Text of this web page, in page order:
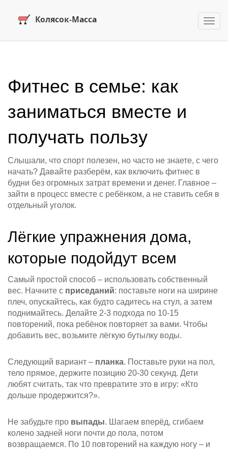
Фитнес в семье: как
заниматься вместе и
получать пользу
Слышали, что спорт полезен, но часто не знаете, с чего
начать? Давайте разберём, как включить фитнес в
будни без огромных затрат времени и денег. Главное –
зайти в процесс вместе с ребёнком, а не ставить себя в
отдельный уголок.
Лёгкие упражнения дома,
которые подойдут всем
Самый простой способ – использовать собственный
вес. Начните с приседаний: поставьте ноги на ширине
плеч, опускайтесь, как будто садитесь на стул, а затем
поднимайтесь. Делайте 2‑3 подхода по 10‑15
повторений, пока ребёнок повторяет за вами. Чтобы
добавить вес, возьмите лёгкую бутылку воды.
Следующий вариант – планка. Поставьте руки на пол,
тело прямое, держите позицию 20‑30 секунд. Дети
любят считать, так что превратите это в игру: «Кто
дольше продержится?».
Не забудьте про выпады. Шагаем вперёд, сгибаем
колено задней ноги почти до пола, потом
возвращаемся. По 10 повторений на каждую ногу – и